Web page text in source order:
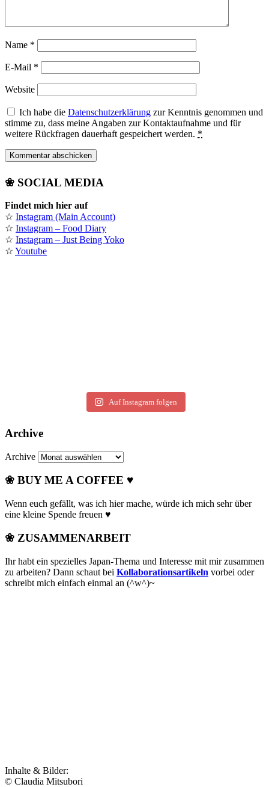
Name *
E-Mail *
Website
Ich habe die Datenschutzerklärung zur Kenntnis genommen und
stimme zu, dass meine Angaben zur Kontaktaufnahme und für
weitere Rückfragen dauerhaft gespeichert werden. *
❀ SOCIAL MEDIA
Findet mich hier auf
☆ Instagram (Main Account)
☆ Instagram – Food Diary
☆ Instagram – Just Being Yoko
☆ Youtube
Auf Instagram folgen
Archive
Archive
❀ BUY ME A COFFEE ♥
Wenn euch gefällt, was ich hier mache, würde ich mich sehr über
eine kleine Spende freuen ♥
❀ ZUSAMMENARBEIT
Ihr habt ein spezielles Japan-Thema und Interesse mit mir zusammen
zu arbeiten? Dann schaut bei Kollaborationsartikeln vorbei oder
schreibt mich einfach einmal an (^w^)~
Inhalte & Bilder:
© Claudia Mitsubori